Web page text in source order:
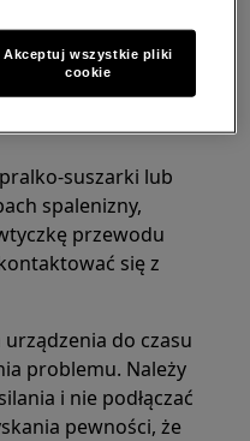
z Biurem Obsługi
wizyty serwisowej
i uzyskania
suszarki lub
spalenizny,
przewodu
się z
do czasu
problemu. Należy
i nie podłączać
pewności, że
Akceptuj wszystkie pliki
cookie